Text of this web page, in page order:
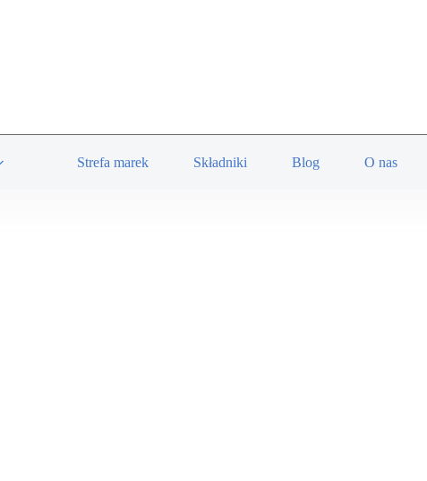
Strefa marek Składniki Blog O nas